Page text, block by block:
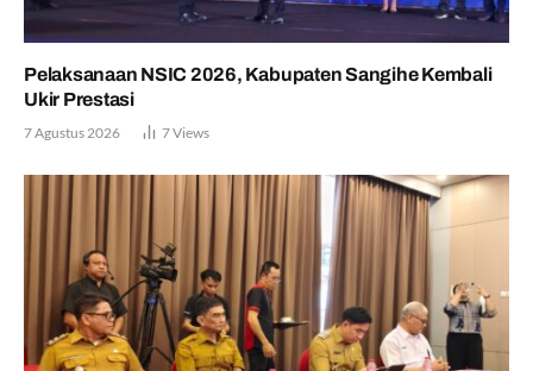
Pelaksanaan NSIC 2026, Kabupaten Sangihe Kembali
Ukir Prestasi
7 Agustus 2026 7Views